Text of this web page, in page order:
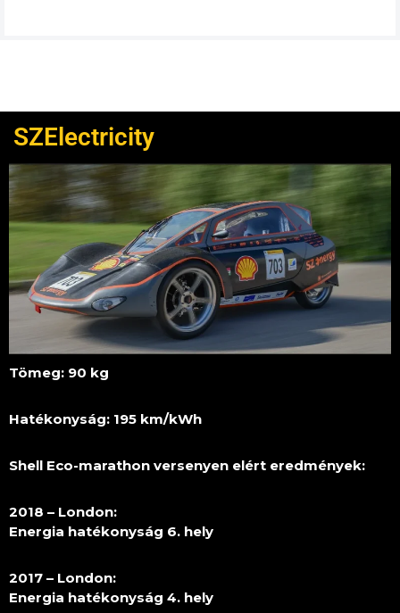
SZElectricity
Tömeg: 90 kg
Hatékonyság: 195 km/kWh
Shell Eco-marathon versenyen elért eredmények:
2018 – London:
Energia hatékonyság 6. hely
2017 – London:
Energia hatékonyság 4. hely